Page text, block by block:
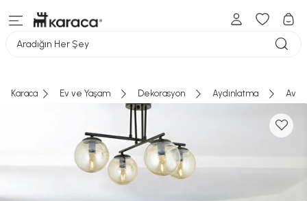
Aradığın Her Şey
Karaca Ev ve Yaşam Dekorasyon Aydınlatma